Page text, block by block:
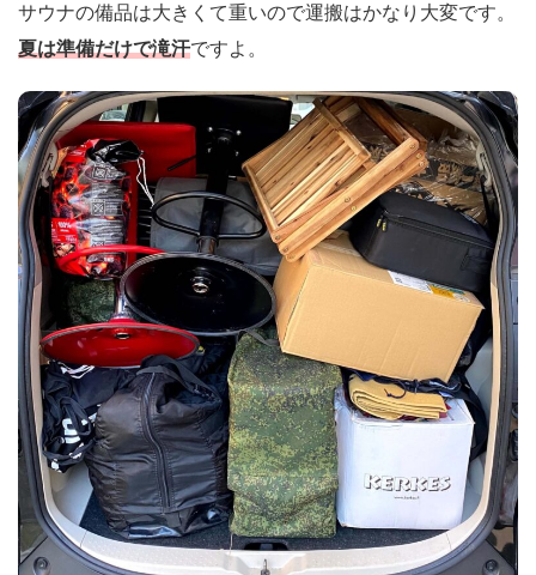
サウナの備品は大きくて重いので運搬はかなり大変です。
夏は準備だけで滝汗ですよ。